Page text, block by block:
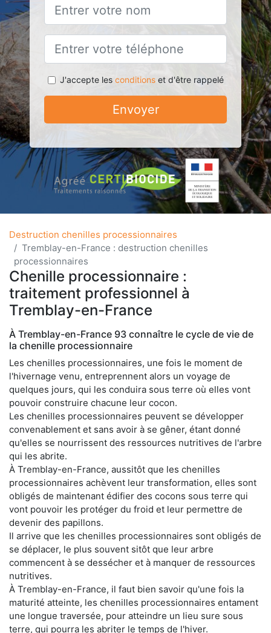
J'accepte les conditionset d'être rappelé
Envoyer
Destruction chenilles processionnaires
Tremblay-en-France : destruction chenilles
processionnaires
Chenille processionnaire :
traitement professionnel à
Tremblay-en-France
À Tremblay-en-France 93 connaître le cycle de vie de
la chenille processionnaire
Les chenilles processionnaires, une fois le moment de
l'hivernage venu, entreprennent alors un voyage de
quelques jours, qui les conduira sous terre où elles vont
pouvoir construire chacune leur cocon.
Les chenilles processionnaires peuvent se développer
convenablement et sans avoir à se gêner, étant donné
qu'elles se nourrissent des ressources nutritives de l'arbre
qui les abrite.
À Tremblay-en-France, aussitôt que les chenilles
processionnaires achèvent leur transformation, elles sont
obligés de maintenant édifier des cocons sous terre qui
vont pouvoir les protéger du froid et leur permettre de
devenir des papillons.
Il arrive que les chenilles processionnaires sont obligés de
se déplacer, le plus souvent sitôt que leur arbre
commencent à se dessécher et à manquer de ressources
nutritives.
À Tremblay-en-France, il faut bien savoir qu'une fois la
maturité atteinte, les chenilles processionnaires entament
une longue traversée, pour atteindre un lieu sure sous
terre, qui pourra les abriter le temps de l'hiver.